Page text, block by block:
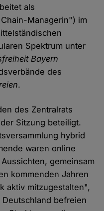
als
Managerin") im
Spektrum unter
Bayern
des
.
des Zentralrats
Sitzung beteiligt.
hybrid
waren online
gemeinsam
kommenden Jahren
aktiv mitzugestalten",
befreien